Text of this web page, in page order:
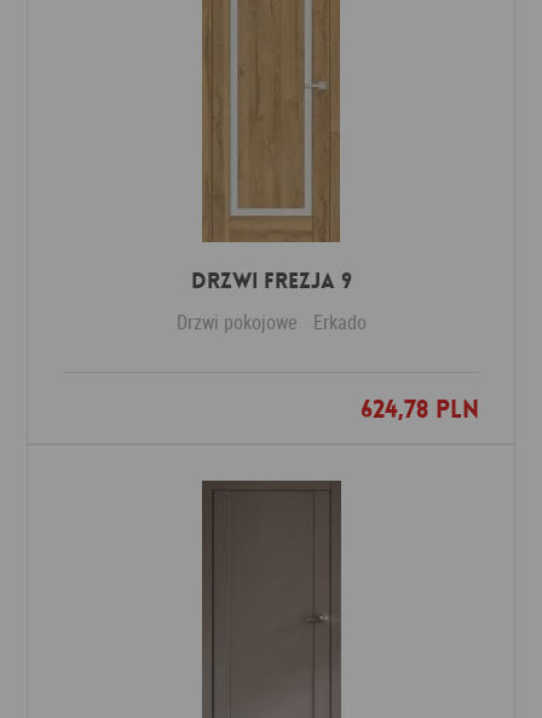
DRZWI FREZJA 9
Drzwi pokojowe Erkado
624,78 PLN
Dodaj do ulubionych